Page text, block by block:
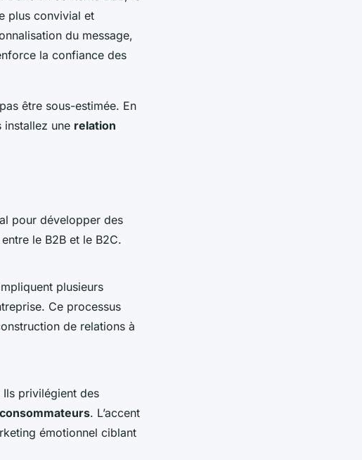
plus convivial et
du message,
la confiance des
être sous-estimée. En
une relation
pour développer des
le B2B et le B2C.
plusieurs
Ce processus
de relations à
privilégient des
. L’accent
émotionnel ciblant